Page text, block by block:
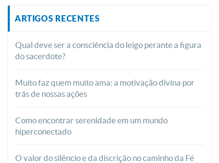
ARTIGOS RECENTES
Qual deve ser a consciência do leigo perante a figura
do sacerdote?
Muito faz quem muito ama: a motivação divina por
trás de nossas ações
Como encontrar serenidade em um mundo
hiperconectado
O valor do silêncio e da discrição no caminho da Fé